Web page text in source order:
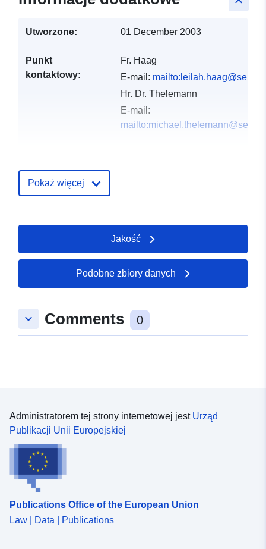
Utworzone: 01 December 2003
Punkt
kontaktowy:
Fr. Haag
E-mail:
Hr. Dr. Thelemann
E-mail:
52.6877 ], [ 13.7701,
52.6877 ], [ 13.7701,
52.3284 ], [ 13.079, 52.3284
], [ 13.079, 52.6877 ] ]
Zasoby
8cce45565e5a
uriRef:
Pokaż więcej
Jakość
Podobne zbiory danych
keyboard_arrow_down Comments 0
Administratorem tej strony internetowej jest Urząd
Publikacji Unii Europejskiej
Publications Office of the European Union
Law | Data | Publications